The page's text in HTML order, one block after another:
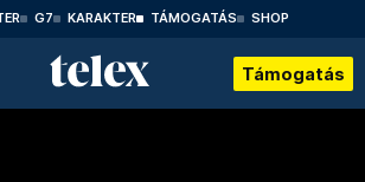
G7 KARAKTER TÁMOGATÁS SHOP
Támogatás